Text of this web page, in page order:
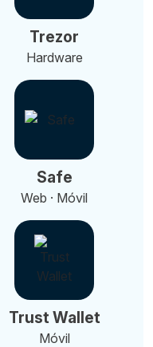
Trezor
Hardware
Safe
Web · Móvil
Trust Wallet
Móvil